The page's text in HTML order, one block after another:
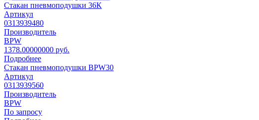
Стакан пневмоподушки 36К
Артикул
0313939480
Производитель
BPW
1378.00000000 руб.
Подробнее
Стакан пневмоподушки BPW30
Артикул
0313939560
Производитель
BPW
По запросу